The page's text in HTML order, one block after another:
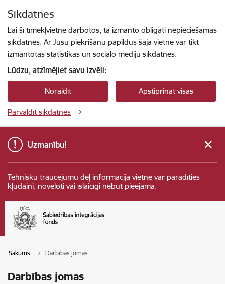
Sīkdatnes
Lai šī tīmekļvietne darbotos, tā izmanto obligāti nepieciešamās
sīkdatnes. Ar Jūsu piekrišanu papildus šajā vietnē var tikt
izmantotas statistikas un sociālo mediju sīkdatnes.
Lūdzu, atzīmējiet savu izvēli:
Noraidīt Apstiprināt visas
Pārvaldīt sīkdatnes
Uzmanību!
Tehnisku traucējumu dēļ informācija vietnē var parādīties
kļūdaini, novēloti vai īslaicīgi nebūt pieejama.
Sākums Darbības jomas
Darbības jomas